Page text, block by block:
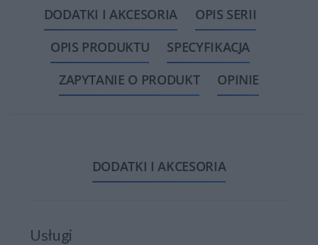
DODATKI I AKCESORIA
OPIS SERII
OPIS PRODUKTU
SPECYFIKACJA
ZAPYTANIE O PRODUKT
OPINIE
DODATKI I AKCESORIA
Usługi